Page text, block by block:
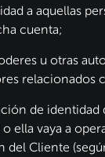
a aquellas
cuenta;
u otras
relacionados
de identidad
ella vaya a
del Cliente